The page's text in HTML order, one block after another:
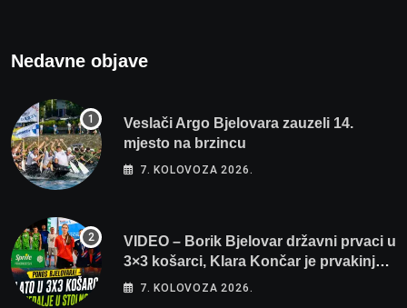
Nedavne objave
Veslači Argo Bjelovara zauzeli 14.
mjesto na brzincu
7. KOLOVOZA 2026.
VIDEO – Borik Bjelovar državni prvaci u
3×3 košarci, Klara Končar je prvakinja
Hrvatske u stolnom tenisu!
7. KOLOVOZA 2026.